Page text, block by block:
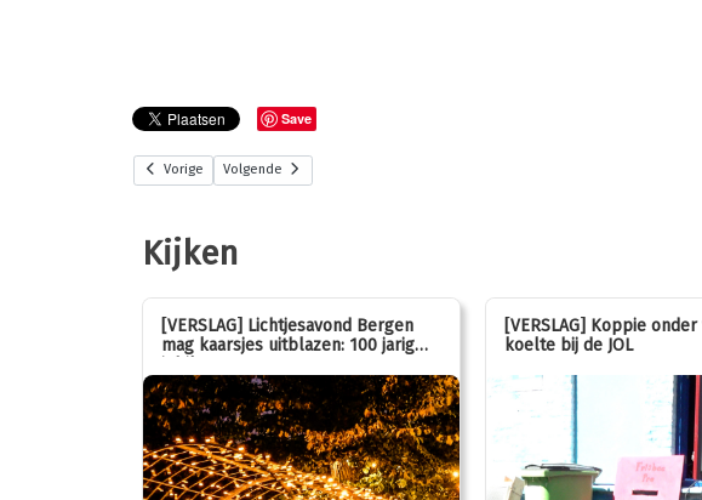
Save
Vorige Volgende
Kijken
[VERSLAG] Lichtjesavond Bergen
mag kaarsjes uitblazen: 100 jarig
[VERSLAG] Koppie
koelte bij de JOL